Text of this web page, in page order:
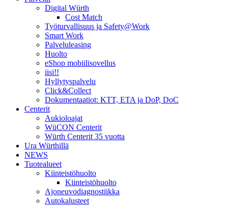
Digital Würth
Cost Match
Työturvallisuus ja Safety@Work
Smart Work
Palveluleasing
Huolto
eShop mobiilisovellus
iisi!!
Hyllytyspalvelu
Click&Collect
Dokumentaatiot: KTT, ETA ja DoP, DoC
Centerit
Aukioloajat
WüCON Centerit
Würth Centerit 35 vuotta
Ura Würthillä
NEWS
Tuotealueet
Kiinteistöhuolto
Kiinteistöhuolto
Ajoneuvodiagnostiikka
Autokalusteet